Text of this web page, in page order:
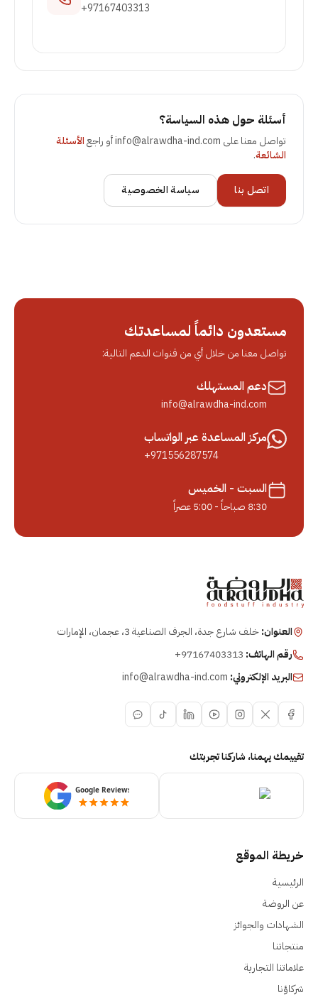
+97167403313
أسئلة حول هذه السياسة؟
تواصل معنا على info@alrawdha-ind.comأو راجعالأسئلة
الشائعة.
اتصل بنا سياسة الخصوصية
مستعدون دائماً لمساعدتك
تواصل معنا من خلال أي من قنوات الدعم التالية:
دعم المستهلك
info@alrawdha-ind.com
مركز المساعدة عبر الواتساب
+971556287574
السبت - الخميس
8:30 صباحاً - 5:00 عصراً
العنوان:خلف شارع جدة، الجرف الصناعية 3، عجمان، الإمارات
رقم الهاتف: +97167403313
البريد الإلكتروني: info@alrawdha-ind.com
تقييمك يهمنا، شاركنا تجربتك
خريطة الموقع
الرئيسية
عن الروضة
الشهادات والجوائز
منتجاتنا
علاماتنا التجارية
شركاؤنا